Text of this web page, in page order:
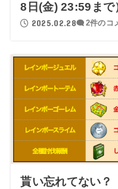
8日(金) 23:59まで
2025.02.28 2件のコ
貰い忘れてない？